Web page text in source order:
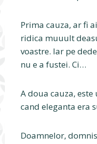
Prima cauza, ar fi
ridica muuult
voastre. Iar pe
nu e a fustei. Ci…
A doua cauza,
cand eleganta era
Doamnelor,